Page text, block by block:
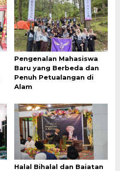
Pengenalan Mahasiswa
Baru yang Berbeda dan
Penuh Petualangan di
Alam
Halal Bihalal dan Baiatan